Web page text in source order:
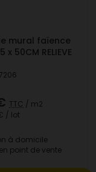
mural faïence
x 50CM RELIEVE
TTC / m2
/ lot
à domicile
point de vente